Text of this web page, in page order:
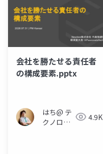
会社を勝たせる責任者
の構成要素.pptx
はち@ テ
クノロジ
4.9K